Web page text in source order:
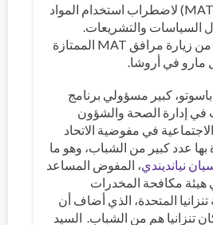
بمساعدة الأدوية (MAT) لاضطراب استخدام المواد
السياسات والتشريعات.
تمكنت المجموعة من زيارة مرافق MAT الممتازة
في أروشا.
باسوتو، كبير مسؤولي برنامج
في إدارة الصحة والشؤون
الاجتماعية في مفوضية الاتحاد
بها عدد كبير من الشباب، وهو ما
نيانديندي، المفوض المساعد
هيئة مكافحة المخدرات
تنزانيا المتحدة، الذي أضاف أن
تنزانيا هم من الشباب. السيد